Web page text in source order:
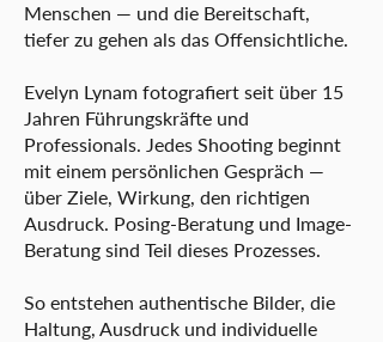
Menschen — und die Bereitschaft,
tiefer zu gehen als das Offensichtliche.
Evelyn Lynam fotografiert seit über 15
Jahren Führungskräfte und
Professionals. Jedes Shooting beginnt
mit einem persönlichen Gespräch —
über Ziele, Wirkung, den richtigen
Ausdruck. Posing-Beratung und Image-
Beratung sind Teil dieses Prozesses.
So entstehen authentische Bilder, die
Haltung, Ausdruck und individuelle